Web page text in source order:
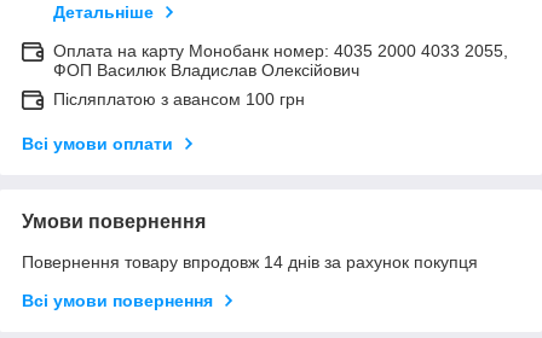
Детальніше
Оплата на карту Монобанк номер: 4035 2000 4033 2055,
ФОП Василюк Владислав Олексійович
Післяплатою з авансом 100 грн
Всі умови оплати
Умови повернення
Повернення товару впродовж 14 днів за рахунок покупця
Всі умови повернення